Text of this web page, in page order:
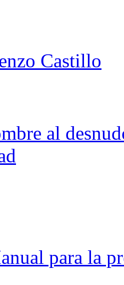
Castillo
al
para la